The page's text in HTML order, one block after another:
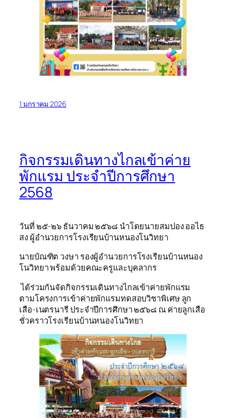
1 มกราคม 2026
กิจกรรมเดินทางไกลเข้าค่าย
พักแรม ประจำปีการศึกษา
2568
วันที่ ๒๕-๒๖ ธันวาคม ๒๕๖๘ นำโดยนายสมปอง ออไธ
สง ผู้อำนวยการโรงเรียนบ้านหนองโนวิทยา
นายบัณฑิต วงษา รองผู้อำนวยการโรงเรียนบ้านหนอง
โนวิทยา พร้อมด้วยคณะครูและบุคลากร
ได้ร่วมกันจัดกิจกรรมเดินทางไกลเข้าค่ายพักแรม
ตามโครงการเข้าค่ายพักแรมทดสอบวิชาพิเศษ ลูก
เสือ-เนตรนารี ประจำปีการศึกษา ๒๕๖๘ ณ ค่ายลูกเสือ
ชั่วคราวโรงเรียนบ้านหนองโนวิทยา